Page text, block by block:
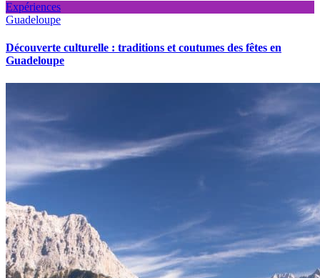
Expériences
Guadeloupe
Découverte culturelle : traditions et coutumes des fêtes en
Guadeloupe